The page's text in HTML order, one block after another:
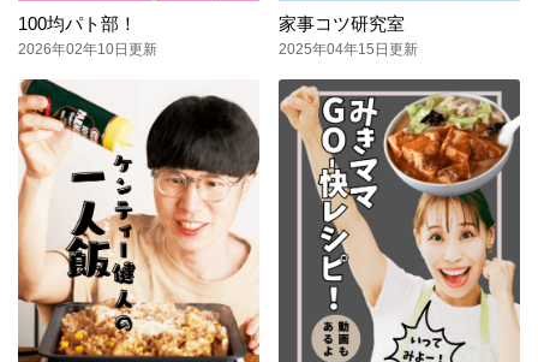
100均パト部！
2026年02年10日更新
家事コツ研究室
2025年04年15日更新